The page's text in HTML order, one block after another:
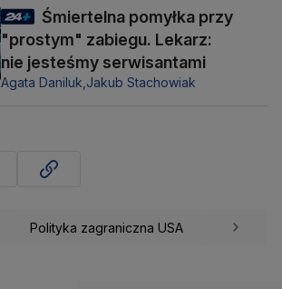
Śmiertelna pomyłka przy
"prostym" zabiegu. Lekarz:
nie jesteśmy serwisantami
Agata Daniluk, Jakub Stachowiak
Polityka zagraniczna USA